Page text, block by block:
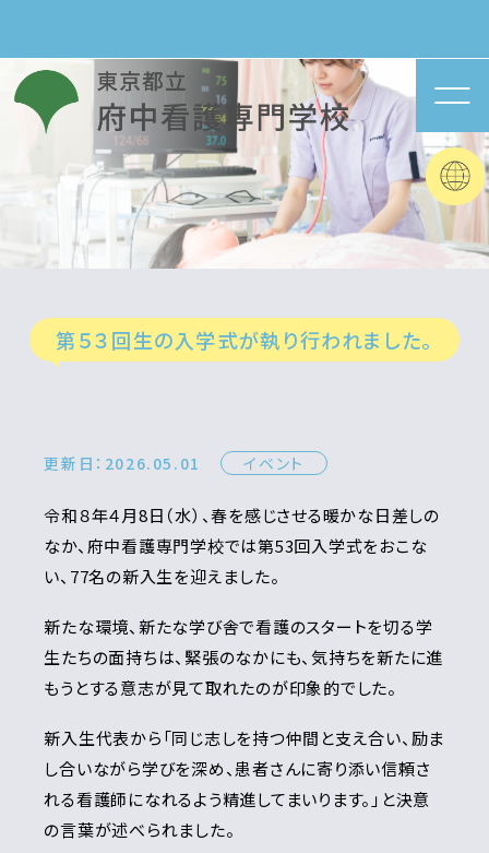
第５３回生の入学式が執り行われました。
更新日：2026.05.01 イベント
令和８年４月8日（水）、春を感じさせる暖かな日差しの
なか、府中看護専門学校では第53回入学式をおこな
い、77名の新入生を迎えました。
新たな環境、新たな学び舎で看護のスタートを切る学
生たちの面持ちは、緊張のなかにも、気持ちを新たに進
もうとする意志が見て取れたのが印象的でした。
新入生代表から「同じ志しを持つ仲間と支え合い、励ま
し合いながら学びを深め、患者さんに寄り添い信頼さ
れる看護師になれるよう精進してまいります。」と決意
の言葉が述べられました。